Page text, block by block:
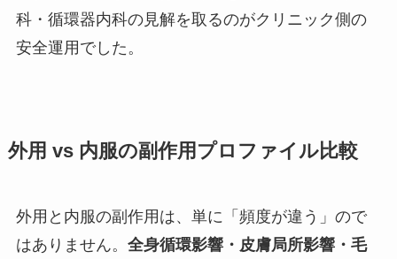
科・循環器内科の見解を取るのがクリニック側の
安全運用でした。
外用 vs 内服の副作用プロファイル比較
外用と内服の副作用は、単に「頻度が違う」ので
はありません。 全身循環影響・皮膚局所影響・毛